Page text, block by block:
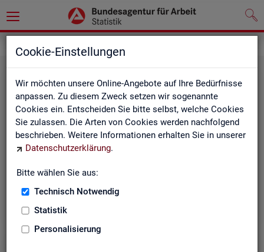
Cookie-Einstellungen
Wir möchten unsere Online-Angebote auf Ihre Bedürfnisse
anpassen. Zu diesem Zweck setzen wir sogenannte
Cookies ein. Entscheiden Sie bitte selbst, welche Cookies
Sie zulassen. Die Arten von Cookies werden nachfolgend
beschrieben. Weitere Informationen erhalten Sie in unserer
Datenschutzerklärung.
Bitte wählen Sie aus:
Technisch Notwendig
Statistik
Personalisierung